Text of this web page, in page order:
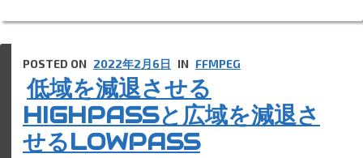
低域を減退させる
HIGHPASSと広域を減退さ
せるLOWPASS
POSTED ON 2022年2月6日 IN FFMPEG